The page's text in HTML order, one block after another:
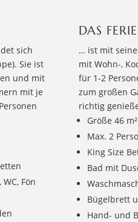
sich
Sie ist
und mit
mit je
Fön
DAS
… ist mit
mit Wohn-,
für 1-2
zum großen
richtig
Größe 46 m²
Max. 2
King Size
Bad mit
Bügelbrett
Hand- und